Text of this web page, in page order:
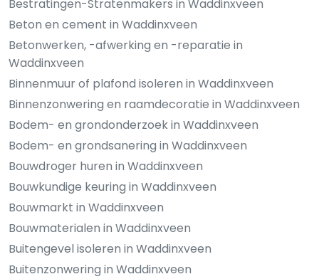
Bestratingen-Stratenmakers in Waddinxveen
Beton en cement in Waddinxveen
Betonwerken, -afwerking en -reparatie in
Waddinxveen
Binnenmuur of plafond isoleren in Waddinxveen
Binnenzonwering en raamdecoratie in Waddinxveen
Bodem- en grondonderzoek in Waddinxveen
Bodem- en grondsanering in Waddinxveen
Bouwdroger huren in Waddinxveen
Bouwkundige keuring in Waddinxveen
Bouwmarkt in Waddinxveen
Bouwmaterialen in Waddinxveen
Buitengevel isoleren in Waddinxveen
Buitenzonwering in Waddinxveen